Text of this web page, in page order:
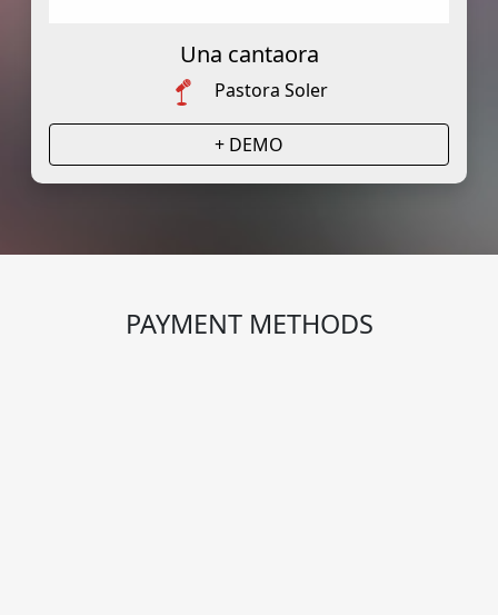
Una cantaora
Pastora Soler
+ DEMO
PAYMENT METHODS